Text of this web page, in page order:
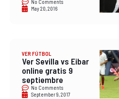
No Comments
May 20, 2016
VER FÚTBOL
Ver Sevilla vs Eibar
online gratis 9
septiembre
No Comments
September 9, 2017